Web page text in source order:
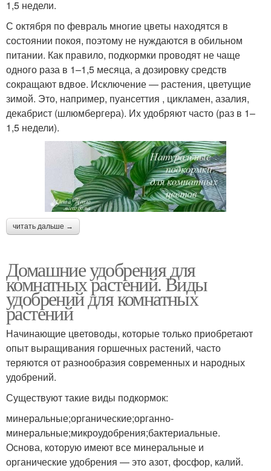
1,5 недели.
С октября по февраль многие цветы находятся в
состоянии покоя, поэтому не нуждаются в обильном
питании. Как правило, подкормки проводят не чаще
одного раза в 1–1,5 месяца, а дозировку средств
сокращают вдвое. Исключение — растения, цветущие
зимой. Это, например, пуансеттия , цикламен, азалия,
декабрист (шлюмбергера). Их удобряют часто (раз в 1–
1,5 недели).
читать дальше →
Домашние удобрения для
комнатных растений. Виды
удобрений для комнатных
растений
Начинающие цветоводы, которые только приобретают
опыт выращивания горшечных растений, часто
теряются от разнообразия современных и народных
удобрений.
Существуют такие виды подкормок:
минеральные;органические;органно-
минеральные;микроудобрения;бактериальные.
Основа, которую имеют все минеральные и
органические удобрения — это азот, фосфор, калий.